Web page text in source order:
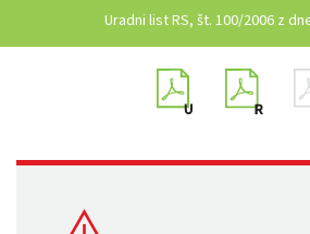
Uradni list RS, št. 100/2006 z